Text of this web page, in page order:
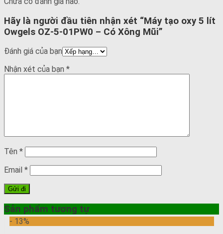
Hãy là người đầu tiên nhận xét “Máy tạo oxy 5 lít
Owgels OZ-5-01PW0 – Có Xông Mũi”
Đánh giá của bạn
Nhận xét của bạn *
Tên *
Email *
Sản phẩm tương tự
- 13%